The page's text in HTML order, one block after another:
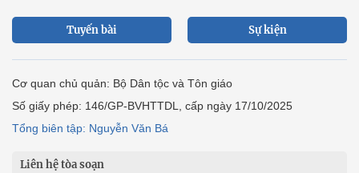
Tuyến bài Sự kiện
Cơ quan chủ quản: Bộ Dân tộc và Tôn giáo
Số giấy phép: 146/GP-BVHTTDL, cấp ngày 17/10/2025
Tổng biên tập: Nguyễn Văn Bá
Liên hệ tòa soạn